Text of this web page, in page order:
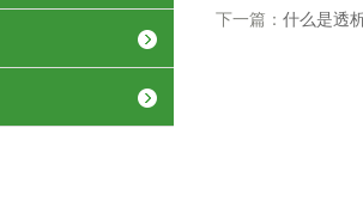
下一篇： 什么是透